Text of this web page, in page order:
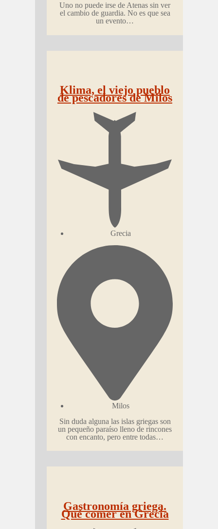
Uno no puede irse de Atenas sin ver
el cambio de guardia. No es que sea
un evento…
Klima, el viejo pueblo
de pescadores de Milos
Grecia
Milos
Sin duda alguna las islas griegas son
un pequeño paraíso lleno de rincones
con encanto, pero entre todas…
Gastronomía griega.
Qué comer en Grecia